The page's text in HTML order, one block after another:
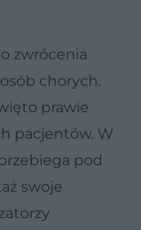
zwrócenia
chorych.
prawie
pacjentów. W
pod
swoje